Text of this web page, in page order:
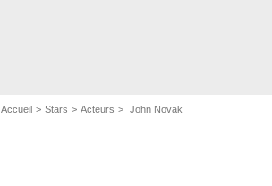
Accueil Stars Acteurs John Novak